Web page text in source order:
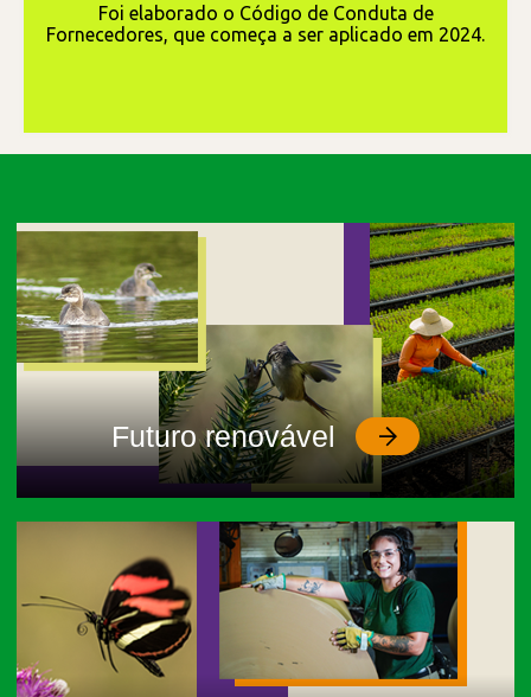
Foi elaborado o Código de Conduta de
Fornecedores, que começa a ser aplicado em 2024.
Futuro renovável